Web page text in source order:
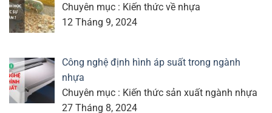
Chuyên mục : Kiến thức về nhựa
12 Tháng 9, 2024
Công nghệ định hình áp suất trong ngành
nhựa
Chuyên mục : Kiến thức sản xuất ngành nhựa
27 Tháng 8, 2024